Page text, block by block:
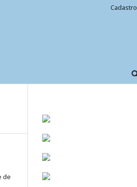
Cadastro
de